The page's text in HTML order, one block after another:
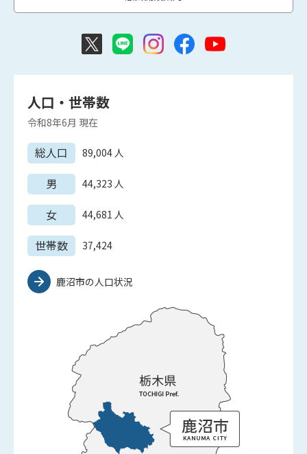
人口・世帯数
令和8年6月 現在
総人口 89,004人
男 44,323 人
女 44,681 人
世帯数 37,424
鹿沼市の人口状況